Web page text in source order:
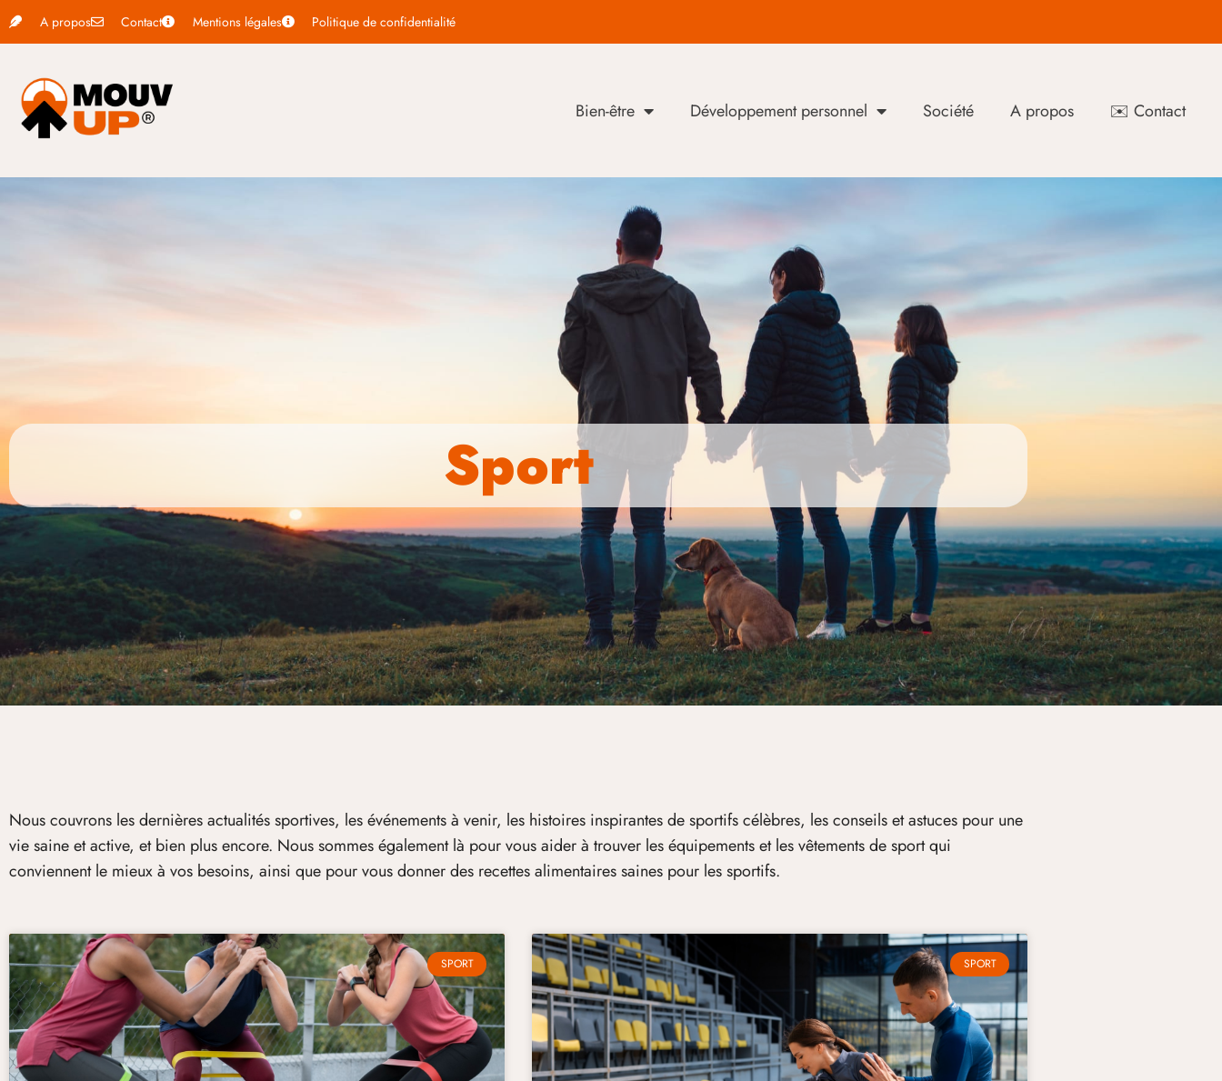
A propos Contact Mentions légales Politique de confidentialité
Bien-être Développement personnel Société A propos ✉️ Contact
Sport
Nous couvrons les dernières actualités sportives, les événements à venir, les histoires inspirantes de sportifs célèbres, les conseils et astuces pour une
vie saine et active, et bien plus encore. Nous sommes également là pour vous aider à trouver les équipements et les vêtements de sport qui
conviennent le mieux à vos besoins, ainsi que pour vous donner des recettes alimentaires saines pour les sportifs.
SPORT SPORT